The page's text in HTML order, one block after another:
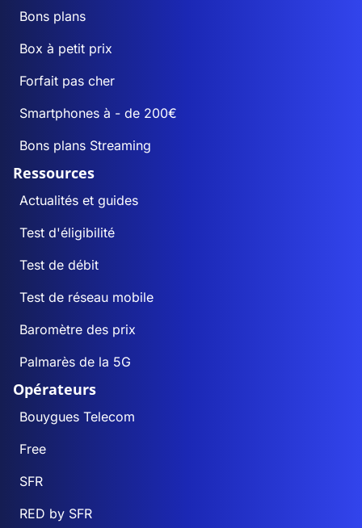
Bons plans
Box à petit prix
Forfait pas cher
Smartphones à - de 200€
Bons plans Streaming
Ressources
Actualités et guides
Test d'éligibilité
Test de débit
Test de réseau mobile
Baromètre des prix
Palmarès de la 5G
Opérateurs
Bouygues Telecom
Free
SFR
RED by SFR